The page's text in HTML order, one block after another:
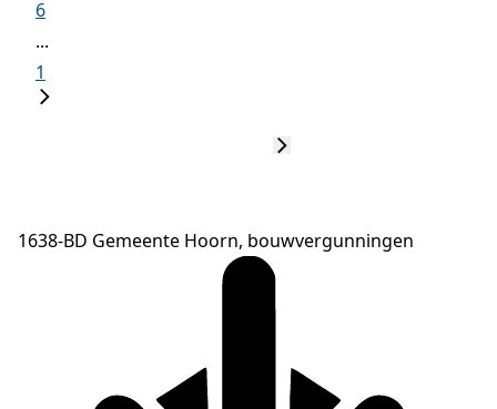
6
...
1
1638-BD Gemeente Hoorn, bouwvergunningen